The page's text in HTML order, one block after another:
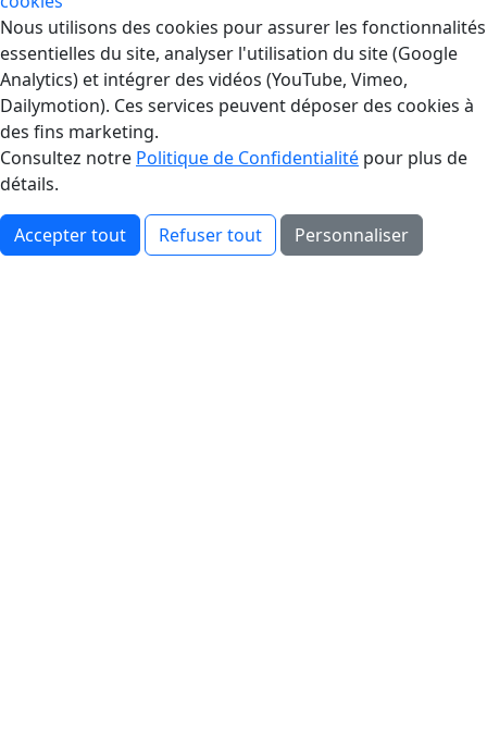
Gestion des Cookies
Nous utilisons des cookies pour assurer les fonctionnalités
essentielles du site, analyser l'utilisation du site (Google
Analytics) et intégrer des vidéos (YouTube, Vimeo,
Dailymotion). Ces services peuvent déposer des cookies à
des fins marketing.
Consultez notre Politique de Confidentialité pour plus de
détails.
Accepter tout Refuser tout Personnaliser